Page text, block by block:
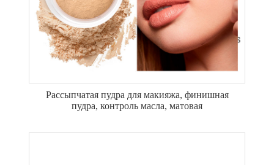
Рассыпчатая пудра для макияжа, финишная
пудра, контроль масла, матовая